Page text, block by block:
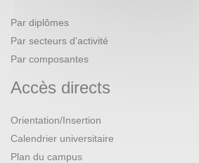
Par diplômes
Par secteurs d’activité
Par composantes
Accès directs
Orientation/Insertion
Calendrier universitaire
Plan du campus